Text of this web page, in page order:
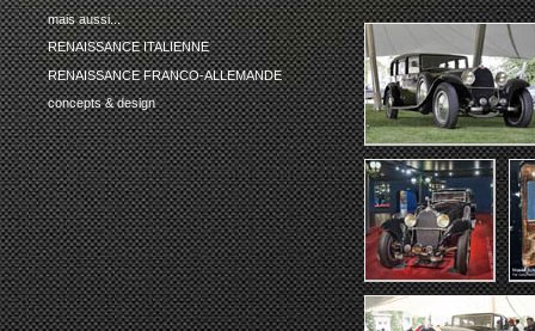
mais aussi...
RENAISSANCE ITALIENNE
RENAISSANCE FRANCO-ALLEMANDE
concepts & design